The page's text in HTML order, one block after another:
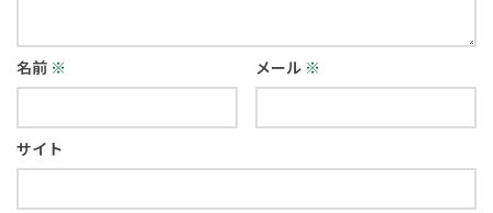
名前 ※ メール ※
サイト